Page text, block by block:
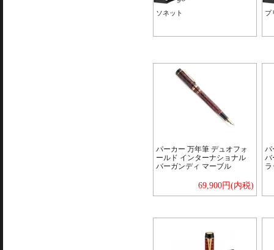
ソネット プ
パーカー 万年筆 デュオフォ
ールド インターナショナル
バーガンディ マーブル
69,900円(内税)
パ
バ
ラ